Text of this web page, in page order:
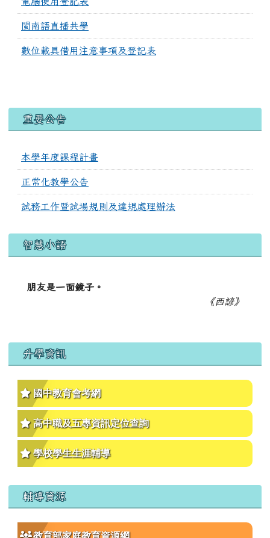
閩南語直播共學
數位載具借用注意事項及登記表
右邊區域內容
重要公告
本學年度課程計畫
正常化教學公告
試務工作暨試場規則及違規處理辦法
智慧小語
朋友是一面鏡子。
《西諺》
升學資訊
國中教育會考網
高中職及五專資訊定位查詢
學校學生生涯輔導
輔導資源
教育部家庭教育資源網